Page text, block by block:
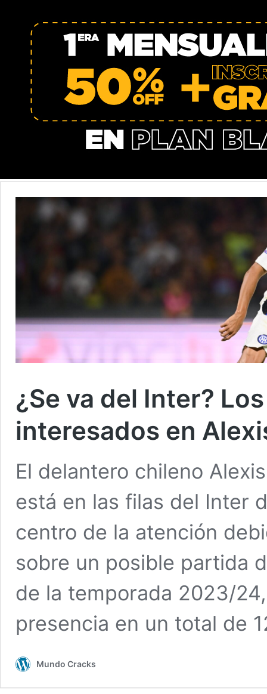
¿Se va del Inter?
interesados en
El delantero chileno
está en las filas del Inter
centro de la atención
sobre un posible partida
de la temporada 2023/
presencia en un total de
Mundo Cracks